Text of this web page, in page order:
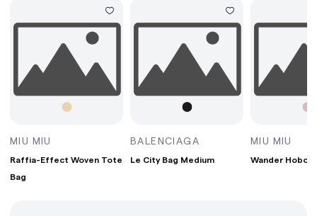
MINI BORDEAUX
MIU MIU RAFFIA-EFFECT WOVEN TOTE BAG WHITE/TAN/
Raffia-Effect Woven Tote
Bag
BALENCIAGA LE CITY BAG
Le City Bag Medium
MIU MIU
Wander Hobo